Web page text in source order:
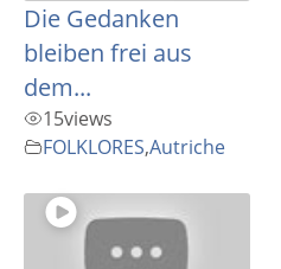
Die Gedanken
bleiben frei aus
dem...
15views
FOLKLORES,Autriche